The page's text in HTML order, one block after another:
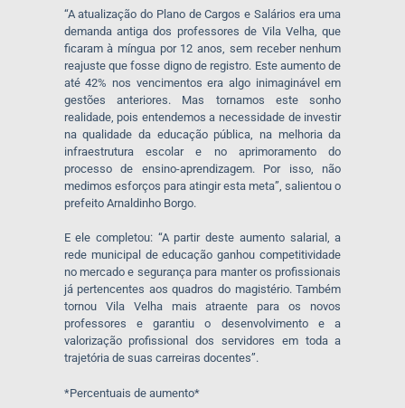
“A atualização do Plano de Cargos e Salários era uma
demanda antiga dos professores de Vila Velha, que
ficaram à míngua por 12 anos, sem receber nenhum
reajuste que fosse digno de registro. Este aumento de
até 42% nos vencimentos era algo inimaginável em
gestões anteriores. Mas tornamos este sonho
realidade, pois entendemos a necessidade de investir
na qualidade da educação pública, na melhoria da
infraestrutura escolar e no aprimoramento do
processo de ensino-aprendizagem. Por isso, não
medimos esforços para atingir esta meta”, salientou o
prefeito Arnaldinho Borgo.
E ele completou: “A partir deste aumento salarial, a
rede municipal de educação ganhou competitividade
no mercado e segurança para manter os profissionais
já pertencentes aos quadros do magistério. Também
tornou Vila Velha mais atraente para os novos
professores e garantiu o desenvolvimento e a
valorização profissional dos servidores em toda a
trajetória de suas carreiras docentes”.
*Percentuais de aumento*